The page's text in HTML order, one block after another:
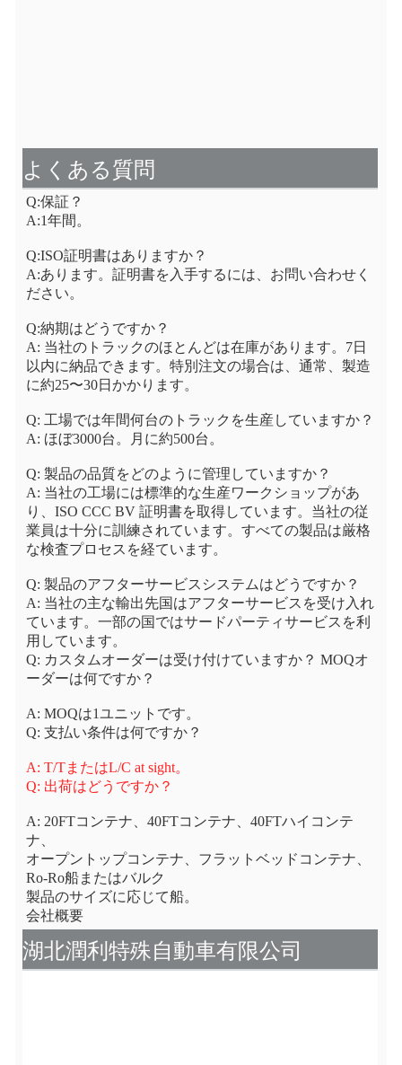
よくある質問
Q:保証？
A:1年間。
Q:ISO証明書はありますか？
A:あります。証明書を入手するには、お問い合わせく
ださい。
Q:納期はどうですか？
A: 当社のトラックのほとんどは在庫があります。7日
以内に納品できます。特別注文の場合は、通常、製造
に約25〜30日かかります。
Q: 工場では年間何台のトラックを生産していますか？
A: ほぼ3000台。月に約500台。
Q: 製品の品質をどのように管理していますか？
A: 当社の工場には標準的な生産ワークショップがあ
り、ISO CCC BV 証明書を取得しています。当社の従
業員は十分に訓練されています。すべての製品は厳格
な検査プロセスを経ています。
Q: 製品のアフターサービスシステムはどうですか？
A: 当社の主な輸出先国はアフターサービスを受け入れ
ています。一部の国ではサードパーティサービスを利
用しています。
Q: カスタムオーダーは受け付けていますか？ MOQオ
ーダーは何ですか？
A: MOQは1ユニットです。
Q: 支払い条件は何ですか？
A: T/TまたはL/C at sight。
Q: 出荷はどうですか？
A: 20FTコンテナ、40FTコンテナ、40FTハイコンテ
ナ、
オープントップコンテナ、フラットベッドコンテナ、
Ro-Ro船またはバルク
製品のサイズに応じて船。
会社概要
湖北潤利特殊自動車有限公司